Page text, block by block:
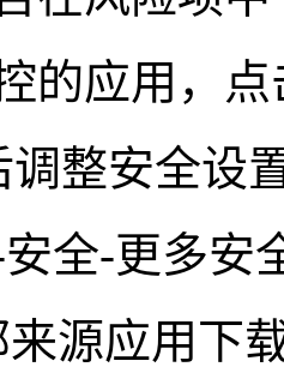
的应用，点
调整安全设
全-更多安
源应用下